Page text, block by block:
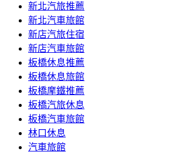
新北汽旅推薦
新北汽車旅館
新店汽旅住宿
新店汽車旅館
板橋休息推薦
板橋休息旅館
板橋摩鐵推薦
板橋汽旅休息
板橋汽車旅館
林口休息
汽車旅館